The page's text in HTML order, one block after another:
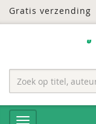
Gratis verzending